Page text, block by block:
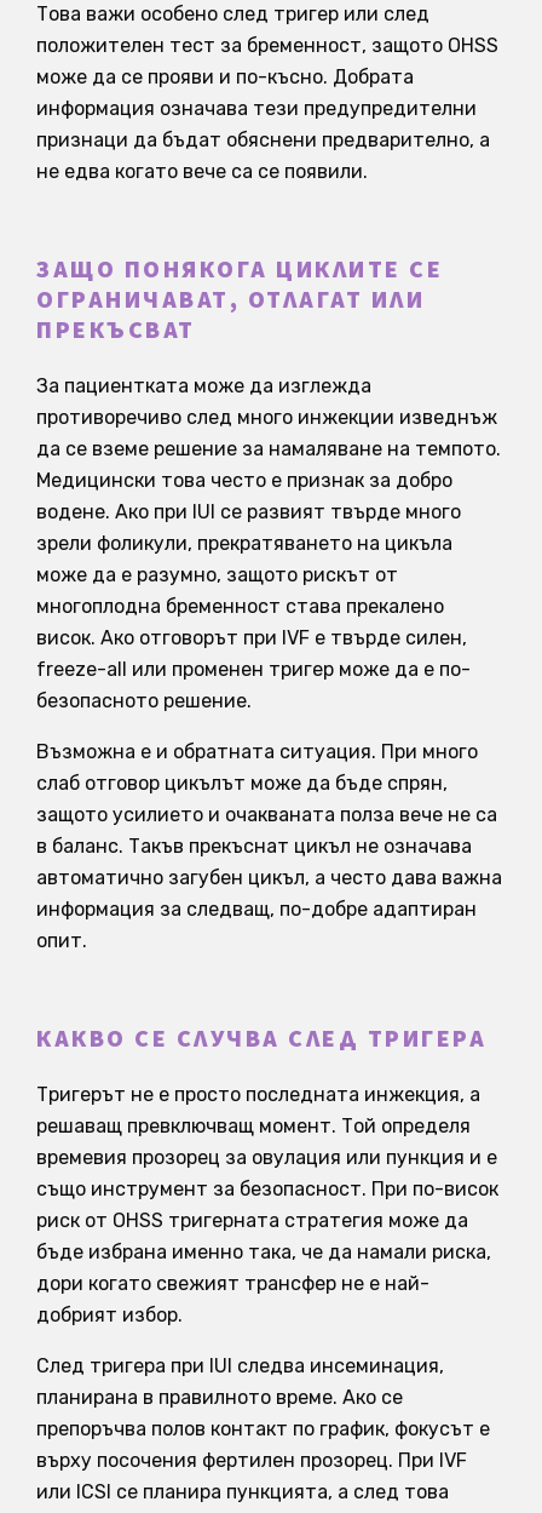
Това важи особено след тригер или след
положителен тест за бременност, защото OHSS
може да се прояви и по-късно. Добрата
информация означава тези предупредителни
признаци да бъдат обяснени предварително, а
не едва когато вече са се появили.
ЗАЩО ПОНЯКОГА ЦИКЛИТЕ СЕ
ОГРАНИЧАВАТ, ОТЛАГАТ ИЛИ
ПРЕКЪСВАТ
За пациентката може да изглежда
противоречиво след много инжекции изведнъж
да се вземе решение за намаляване на темпото.
Медицински това често е признак за добро
водене. Ако при IUI се развият твърде много
зрели фоликули, прекратяването на цикъла
може да е разумно, защото рискът от
многоплодна бременност става прекалено
висок. Ако отговорът при IVF е твърде силен,
freeze-all или променен тригер може да е по-
безопасното решение.
Възможна е и обратната ситуация. При много
слаб отговор цикълът може да бъде спрян,
защото усилието и очакваната полза вече не са
в баланс. Такъв прекъснат цикъл не означава
автоматично загубен цикъл, а често дава важна
информация за следващ, по-добре адаптиран
опит.
КАКВО СЕ СЛУЧВА СЛЕД ТРИГЕРА
Тригерът не е просто последната инжекция, а
решаващ превключващ момент. Той определя
времевия прозорец за овулация или пункция и е
също инструмент за безопасност. При по-висок
риск от OHSS тригерната стратегия може да
бъде избрана именно така, че да намали риска,
дори когато свежият трансфер не е най-
добрият избор.
След тригера при IUI следва инсеминация,
планирана в правилното време. Ако се
препоръчва полов контакт по график, фокусът е
върху посочения фертилен прозорец. При IVF
или ICSI се планира пункцията, а след това